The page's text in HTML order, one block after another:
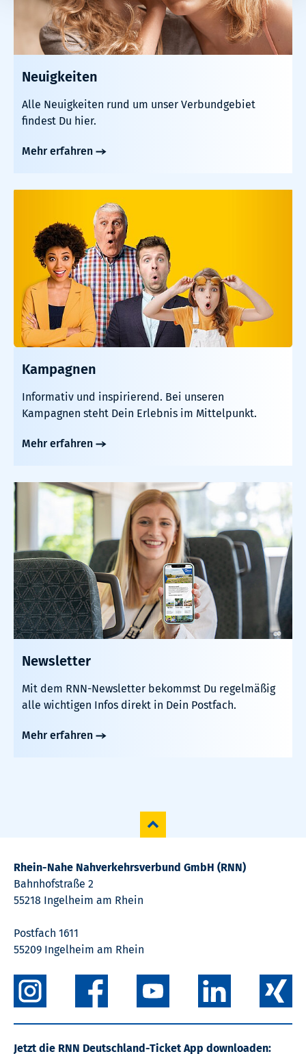
Neuigkeiten
Alle Neuigkeiten rund um unser Verbundgebiet
findest Du hier.
Mehr erfahren
Kampagnen
Informativ und inspirierend. Bei unseren
Kampagnen steht Dein Erlebnis im Mittelpunkt.
Mehr erfahren
Newsletter
Mit dem RNN-Newsletter bekommst Du regelmäßig
alle wichtigen Infos direkt in Dein Postfach.
Mehr erfahren
Rhein-Nahe Nahverkehrsverbund GmbH (RNN)
Bahnhofstraße 2
55218 Ingelheim am Rhein
Postfach 1611
55209 Ingelheim am Rhein
Jetzt die RNN Deutschland-Ticket App downloaden: